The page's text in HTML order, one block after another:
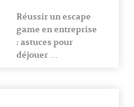
Réussir un escape
game en entreprise
: astuces pour
déjouer …